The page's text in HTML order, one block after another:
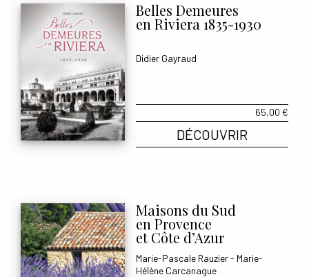
Belles Demeures
en Riviera 1835-1930
Didier Gayraud
65,00 €
DÉCOUVRIR
Maisons du Sud
en Provence
et Côte d’Azur
Marie-Pascale Rauzier- Marie-
Hélène Carcanague